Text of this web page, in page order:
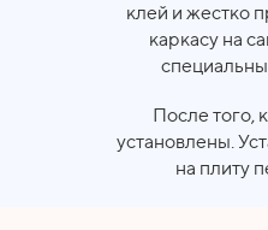
клей и жестко
каркасу на
После того,
установлены.
на плиту